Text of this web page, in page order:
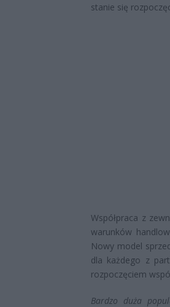
stanie się
Współpraca z
warunków
Nowy model
dla każdego z
rozpoczęciem
Bardzo duża